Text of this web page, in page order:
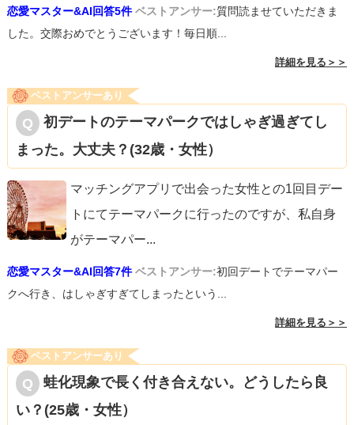
恋愛マスター&AI回答5件 ベストアンサー:質問読ませていただきま
した。交際おめでとうございます！毎日順...
詳細を見る＞＞
ベストアンサーあり
初デートのテーマパークではしゃぎ過ぎてし
まった。大丈夫？(32歳・女性）
マッチングアプリで出会った女性との1回目デー
トにてテーマパークに行ったのですが、私自身
がテーマパー...
恋愛マスター&AI回答7件 ベストアンサー:初回デートでテーマパー
クへ行き、はしゃぎすぎてしまったという...
詳細を見る＞＞
ベストアンサーあり
蛙化現象で長く付き合えない。どうしたら良
い？(25歳・女性）